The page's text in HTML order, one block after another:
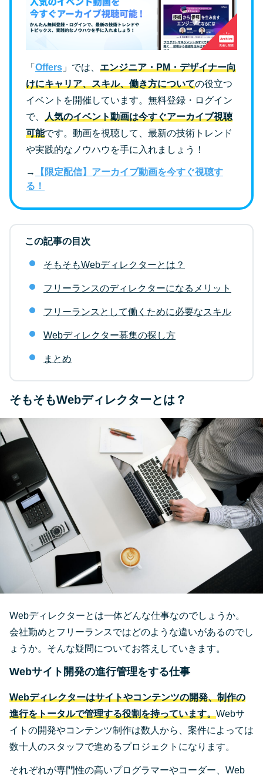
「 Offers 」では、 エンジニア・PM・デザイナー向
けにキャリア、スキル、働き方についての役立つ
イベントを開催しています。無料登録・ログイン
で、 人気のイベント動画は今すぐアーカイブ視聴
可能です。動画を視聴して、最新の技術トレンド
や実践的なノウハウを手に入れましょう！
→
【限定配信】アーカイブ動画を今すぐ視聴す
る！
この記事の目次
そもそもWebディレクターとは？
フリーランスのディレクターになるメリット
フリーランスとして働くために必要なスキル
Webディレクター募集の探し方
まとめ
そもそもWebディレクターとは？
Webディレクターとは一体どんな仕事なのでしょうか。
会社勤めとフリーランスではどのような違いがあるのでし
ょうか。そんな疑問についてお答えしていきます。
Webサイト開発の進行管理をする仕事
Webディレクターはサイトやコンテンツの開発、制作の
進行をトータルで管理する役割を持っています。Webサ
イトの開発やコンテンツ制作は数人から、案件によっては
数十人のスタッフで進めるプロジェクトになります。
それぞれが専門性の高いプログラマーやコーダー、Web